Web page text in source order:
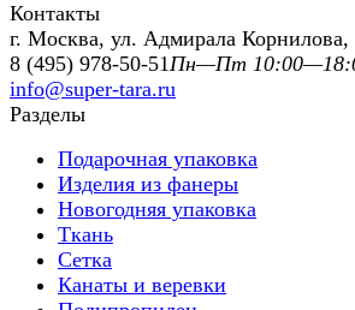
Контакты
г. Москва, ул. Адмирала Корнилова,
8 (495) 978-50-51Пн—Пт
info@super-tara.ru
Разделы
Подарочная упаковка
Изделия из фанеры
Новогодняя упаковка
Ткань
Сетка
Канаты и веревки